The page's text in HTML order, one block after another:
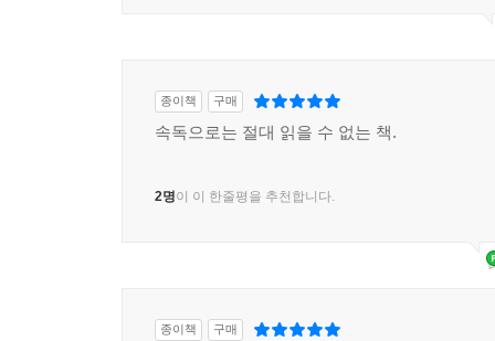
종이책 구매
속독으로는 절대 읽을 수 없는 책.
2명이 이 한줄평을 추천합니다.
종이책 구매